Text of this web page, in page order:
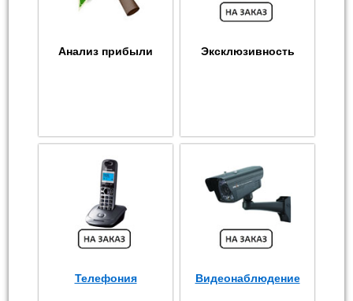
Анализ прибыли Эксклюзивность
Телефония Видеонаблюдение